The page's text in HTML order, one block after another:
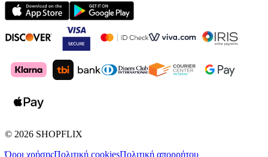
© 2026 SHOPFLIX
Όροι χρήσηςΠολιτική cookiesΠολιτική απορρήτου